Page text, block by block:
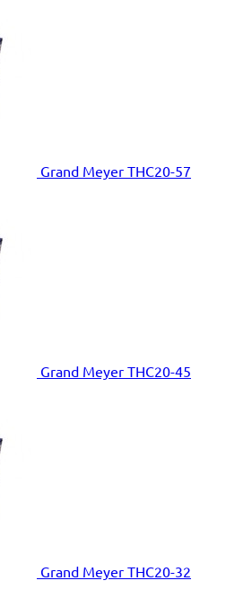
Grand Meyer THC20-57
Grand Meyer THC20-45
Grand Meyer THC20-32